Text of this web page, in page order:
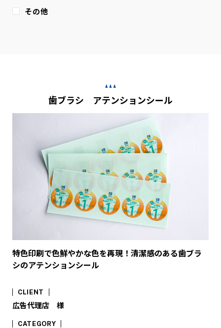
その他
歯ブラシ アテンションシール
特色印刷で色鮮やかな色を再現！清潔感のある歯ブラ
シのアテンションシール
CLIENT
広告代理店 様
CATEGORY